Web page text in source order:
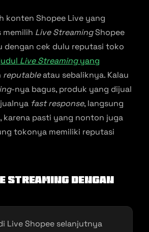
konten Shopee Live yang
memilih Live StreamingShopee
dengan cek dulu reputasi toko
Live Streamingyang
reputableatau sebaliknya. Kalau
-nya bagus, produk yang dijual
fast response, langsung
karena pasti yang nonton juga
tokonya memiliki reputasi
Streaming dengan
Live Shopee selanjutnya